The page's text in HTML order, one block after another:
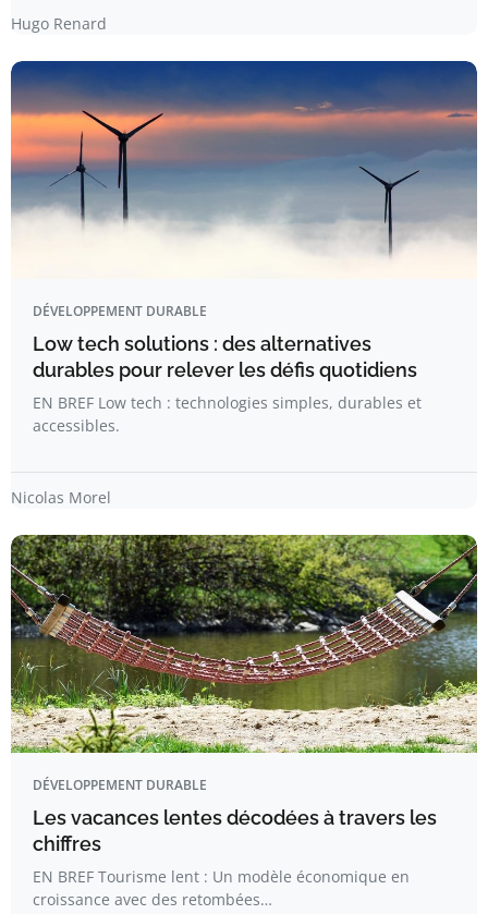
Hugo Renard
DÉVELOPPEMENT DURABLE
Low tech solutions : des alternatives
durables pour relever les défis quotidiens
EN BREF Low tech : technologies simples, durables et
accessibles.
Nicolas Morel
DÉVELOPPEMENT DURABLE
Les vacances lentes décodées à travers les
chiffres
EN BREF Tourisme lent : Un modèle économique en
croissance avec des retombées…